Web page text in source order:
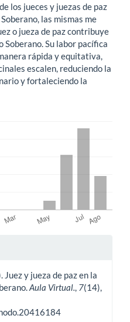
los jueces y juezas de paz
las mismas me
o jueza de paz contribuye
Soberano. Su labor pacífica
rápida y equitativa,
escalen, reduciendo la
y fortaleciendo la
Juez y jueza de paz en la
Aula Virtual., 7(14),